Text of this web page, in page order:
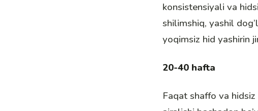
konsistensiyali va
shilimshiq, yashil
yoqimsiz hid yashirin
20-40 hafta
Faqat shaffo va